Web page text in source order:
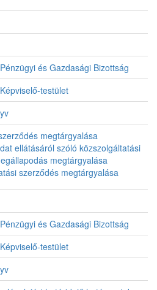
és Gazdasági Bizottság
testület
megtárgyalása
ellátásáról szóló közszolgáltatási
megtárgyalása
szerződés megtárgyalása
és Gazdasági Bizottság
testület